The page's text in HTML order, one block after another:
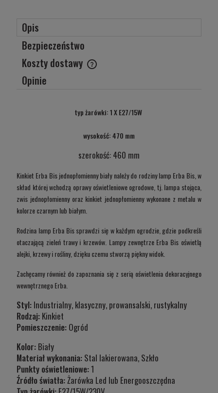
Opis
Bezpieczeństwo
Koszty dostawy
Cena nie zawiera ewentualnych kosztów płatności
Opinie
typ żarówki: 1 X E27/15W
wysokość: 470 mm
szerokość: 460 mm
Kinkiet Erba Bis jednopłomienny biały należy do rodziny lamp Erba Bis, w
skład której wchodzą oprawy oświetleniowe ogrodowe, tj. lampa stojąca,
zwis jednopłomienny oraz kinkiet jednopłomienny wykonane z metalu w
kolorze czarnym lub białym.
Rodzina lamp Erba Bis sprawdzi się w każdym ogrodzie, gdzie podkreśli
otaczającą zieleń trawy i krzewów. Lampy zewnętrze Erba Bis oświetlą
alejki, krzewy i rośliny, dzięku czemu stworzą piękny widok.
Zachęcamy również do zapoznania się z serią oświetlenia dekoracyjnego
wewnętrznego Erba.
Styl: Industrialny, klasyczny, prowansalski, rustykalny
Rodzaj: Kinkiet
Pomieszczenie: Ogród
Kolor: Biały
Materiał wykonania: Stal lakierowana, Szkło
Punkty oświetleniowe:1
Źródło światła:Żarówka Led lub Energooszczędna